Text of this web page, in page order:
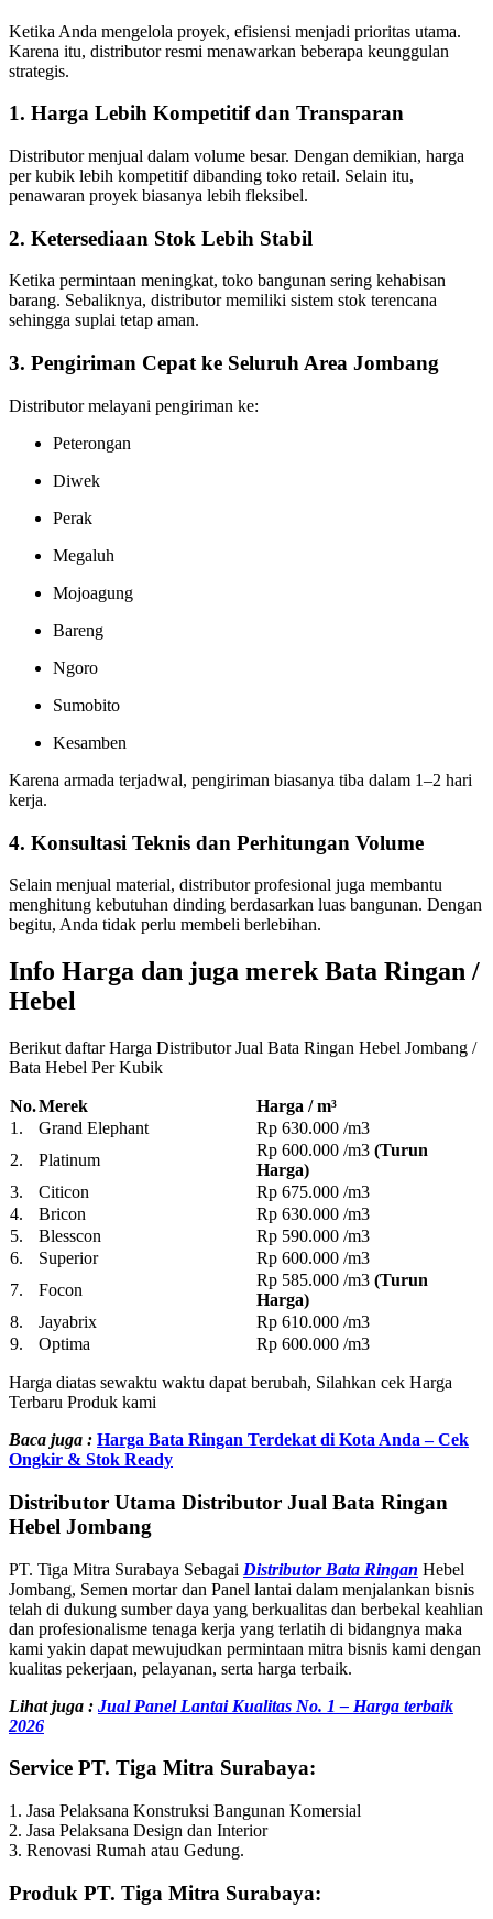
Ketika Anda mengelola proyek, efisiensi menjadi prioritas utama.
Karena itu, distributor resmi menawarkan beberapa keunggulan
strategis.
1. Harga Lebih Kompetitif dan Transparan
Distributor menjual dalam volume besar. Dengan demikian, harga
per kubik lebih kompetitif dibanding toko retail. Selain itu,
penawaran proyek biasanya lebih fleksibel.
2. Ketersediaan Stok Lebih Stabil
Ketika permintaan meningkat, toko bangunan sering kehabisan
barang. Sebaliknya, distributor memiliki sistem stok terencana
sehingga suplai tetap aman.
3. Pengiriman Cepat ke Seluruh Area Jombang
Distributor melayani pengiriman ke:
Peterongan
Diwek
Perak
Megaluh
Mojoagung
Bareng
Ngoro
Sumobito
Kesamben
Karena armada terjadwal, pengiriman biasanya tiba dalam 1–2 hari
kerja.
4. Konsultasi Teknis dan Perhitungan Volume
Selain menjual material, distributor profesional juga membantu
menghitung kebutuhan dinding berdasarkan luas bangunan. Dengan
begitu, Anda tidak perlu membeli berlebihan.
Info Harga dan juga merek Bata Ringan /
Hebel
Berikut daftar Harga Distributor Jual Bata Ringan Hebel Jombang /
Bata Hebel Per Kubik
No.Merek
Harga / m³
1.
Grand Elephant
Rp 630.000 /m3
2.
Platinum
Rp 600.000 /m3 (Turun
Harga)
3.
Citicon
Rp 675.000 /m3
4.
Bricon
Rp 630.000 /m3
5.
Blesscon
Rp 590.000 /m3
6.
Superior
Rp 600.000 /m3
7.
Focon
Rp 585.000 /m3 (Turun
Harga)
8.
Jayabrix
Rp 610.000 /m3
9.
Optima Rp 600.000 /m3
Harga diatas sewaktu waktu dapat berubah, Silahkan cek Harga
Terbaru Produk kami
Baca juga : Harga Bata Ringan Terdekat di Kota Anda – Cek
Ongkir & Stok Ready
Distributor Utama Distributor Jual Bata Ringan
Hebel Jombang
PT. Tiga Mitra Surabaya Sebagai Distributor Bata Ringan Hebel
Jombang, Semen mortar dan Panel lantai dalam menjalankan bisnis
telah di dukung sumber daya yang berkualitas dan berbekal keahlian
dan profesionalisme tenaga kerja yang terlatih di bidangnya maka
kami yakin dapat mewujudkan permintaan mitra bisnis kami dengan
kualitas pekerjaan, pelayanan, serta harga terbaik.
Lihat juga : Jual Panel Lantai Kualitas No. 1 – Harga terbaik
2026
Service PT. Tiga Mitra Surabaya:
1. Jasa Pelaksana Konstruksi Bangunan Komersial
2. Jasa Pelaksana Design dan Interior
3. Renovasi Rumah atau Gedung.
Produk PT. Tiga Mitra Surabaya: